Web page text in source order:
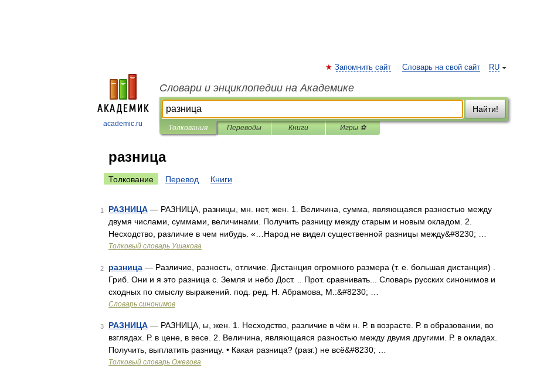
academic.ru
RU
Запомнить сайт Словарь на свой сайт
Словари и энциклопедии на Академике
Найти!
Толкования Переводы Книги Игры ⚽
разница
Толкование Перевод Книги
1 РАЗНИЦА — РАЗНИЦА, разницы, мн. нет, жен. 1. Величина, сумма, являющаяся разностью между
двумя числами, суммами, величинами. Получить разницу между старым и новым окладом. 2.
Несходство, различие в чем нибудь. «…Народ не видел существенной разницы между&#8230; …
Толковый словарь Ушакова
2 разница — Различие, разность, отличие. Дистанция огромного размера (т. е. большая дистанция) .
Гриб. Они и я это разница с. Земля и небо Дост. .. Прот. сравнивать... Словарь русских синонимов и
сходных по смыслу выражений. под. ред. Н. Абрамова, М.:&#8230; …
Словарь синонимов
3 РАЗНИЦА — РАЗНИЦА, ы, жен. 1. Несходство, различие в чём н. Р. в возрасте. Р. в образовании, во
взглядах. Р. в цене, в весе. 2. Величина, являющаяся разностью между двумя другими. Р. в окладах.
Получить, выплатить разницу. • Какая разница? (разг.) не всё&#8230; …
Толковый словарь Ожегова